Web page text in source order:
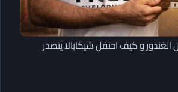
و كيف احتفل شيكابالا يتصدر